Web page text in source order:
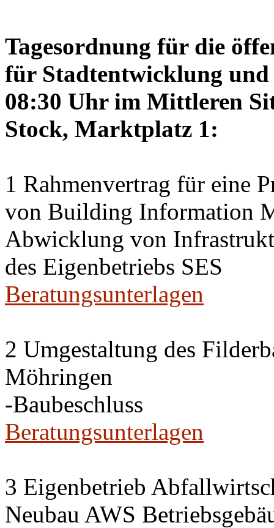
Tagesordnung für die
für Stadtentwicklung und
08:30 Uhr im Mittleren
Stock, Marktplatz 1:
1 Rahmenvertrag für eine
von Building Information
Abwicklung von
des Eigenbetriebs SES
Beratungsunterlagen
2 Umgestaltung des
Möhringen
-Baubeschluss
Beratungsunterlagen
3 Eigenbetrieb
Neubau AWS